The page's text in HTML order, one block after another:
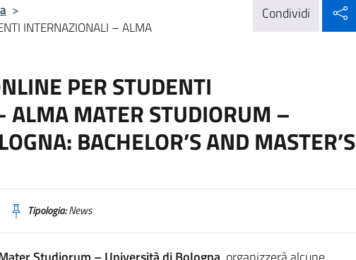
>
INTERNAZIONALI – ALMA
Condividi
PER STUDENTI
ALMA MATER STUDIORUM –
BACHELOR’S AND MASTER’S
Tipologia:News